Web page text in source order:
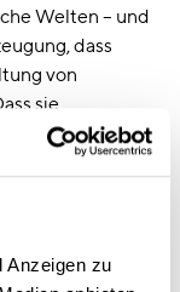
Anzeigen zu
Welten – und
dass
von
sie
das selbst zu
neu gedacht –